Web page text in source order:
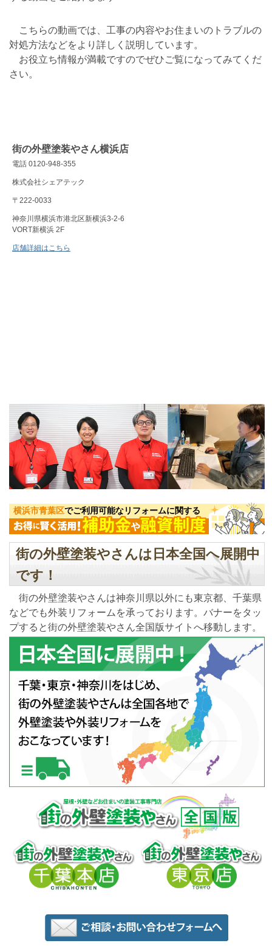
こちらの動画では、工事の内容やお住まいのトラブルの
対処方法などをより詳しく説明しています。
お役立ち情報が満載ですのでぜひご覧になってみてくだ
さい。
街の外壁塗装やさん横浜店
電話 0120-948-355
株式会社シェアテック
〒222-0033
神奈川県横浜市港北区新横浜3-2-6
VORT新横浜 2F
店舗詳細はこちら
横浜市青葉区でご利用可能なリフォームに関する
街の外壁塗装やさんは日本全国へ展開中
です！
街の外壁塗装やさんは神奈川県以外にも東京都、千葉県
などでも外装リフォームを承っております。バナーをタッ
プすると街の外壁塗装やさん全国版サイトへ移動します。